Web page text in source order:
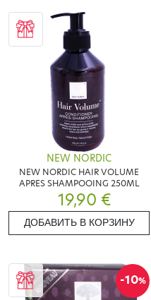
NEW NORDIC
NEW NORDIC HAIR VOLUME
APRES SHAMPOOING 250ML
19,90 €
ДОБАВИТЬ В КОРЗИНУ
-10%